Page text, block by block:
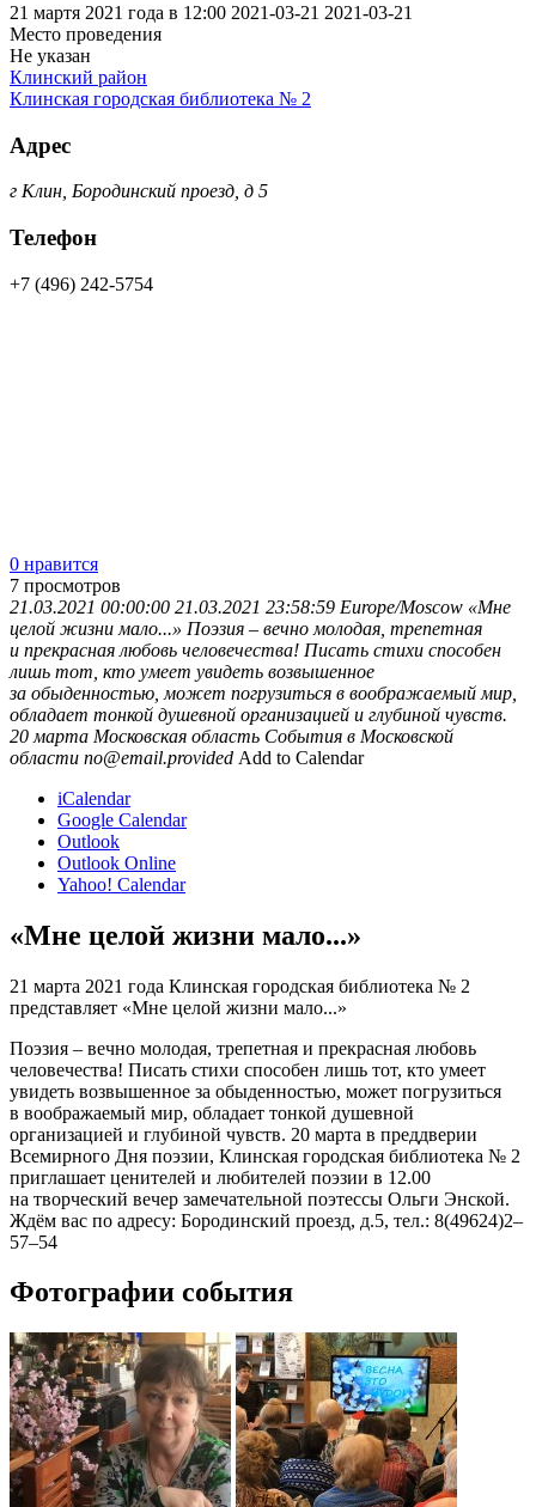
21 мартя 2021 года в 12:00 2021-03-21 2021-03-21
Место проведения
Не указан
Клинский район
Клинская городская библиотека № 2
Адрес
г Клин, Бородинский проезд, д 5
Телефон
+7 (496) 242-5754
0 нравится
7 просмотров
21.03.2021 00:00:00 21.03.2021 23:58:59 Europe/Moscow «Мне
целой жизни мало...» Поэзия – вечно молодая, трепетная
и прекрасная любовь человечества! Писать стихи способен
лишь тот, кто умеет увидеть возвышенное
за обыденностью, может погрузиться в воображаемый мир,
обладает тонкой душевной организацией и глубиной чувств.
20 марта Московская область События в Московской
области no@email.provided Add to Calendar
iCalendar
Google Calendar
Outlook
Outlook Online
Yahoo! Calendar
«Мне целой жизни мало...»
21 марта 2021 года Клинская городская библиотека № 2
представляет «Мне целой жизни мало...»
Поэзия – вечно молодая, трепетная и прекрасная любовь
человечества! Писать стихи способен лишь тот, кто умеет
увидеть возвышенное за обыденностью, может погрузиться
в воображаемый мир, обладает тонкой душевной
организацией и глубиной чувств. 20 марта в преддверии
Всемирного Дня поэзии, Клинская городская библиотека № 2
приглашает ценителей и любителей поэзии в 12.00
на творческий вечер замечательной поэтессы Ольги Энской.
Ждём вас по адресу: Бородинский проезд, д.5, тел.: 8(49624)2–
57–54
Фотографии события